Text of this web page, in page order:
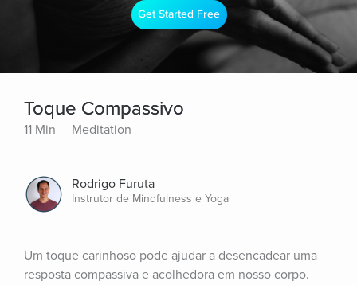
Get Started Free
Toque Compassivo
11 Min Meditation
Rodrigo Furuta
Instrutor de Mindfulness e Yoga
Um toque carinhoso pode ajudar a desencadear uma
resposta compassiva e acolhedora em nosso corpo.